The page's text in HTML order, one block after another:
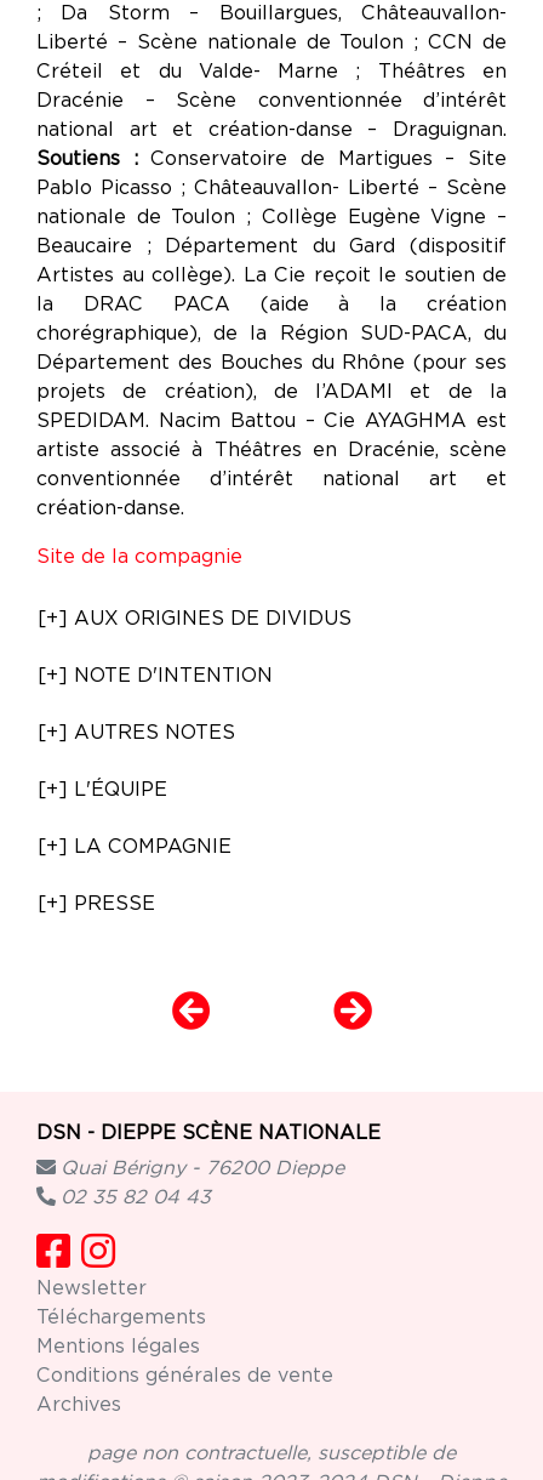
; Da Storm – Bouillargues, Châteauvallon-
Liberté – Scène nationale de Toulon ; CCN de
Créteil et du Valde- Marne ; Théâtres en
Dracénie – Scène conventionnée d’intérêt
national art et création-danse – Draguignan.
Soutiens : Conservatoire de Martigues – Site
Pablo Picasso ; Châteauvallon- Liberté – Scène
nationale de Toulon ; Collège Eugène Vigne –
Beaucaire ; Département du Gard (dispositif
Artistes au collège). La Cie reçoit le soutien de
la DRAC PACA (aide à la création
chorégraphique), de la Région SUD-PACA, du
Département des Bouches du Rhône (pour ses
projets de création), de l’ADAMI et de la
SPEDIDAM. Nacim Battou – Cie AYAGHMA est
artiste associé à Théâtres en Dracénie, scène
conventionnée d’intérêt national art et
création-danse.
Site de la compagnie
[+] AUX ORIGINES DE DIVIDUS
[+] NOTE D'INTENTION
[+] AUTRES NOTES
[+] L'ÉQUIPE
[+] LA COMPAGNIE
[+] PRESSE
DSN - DIEPPE SCÈNE NATIONALE
Quai Bérigny - 76200 Dieppe
02 35 82 04 43
Newsletter
Téléchargements
Mentions légales
Conditions générales de vente
Archives
page non contractuelle, susceptible de